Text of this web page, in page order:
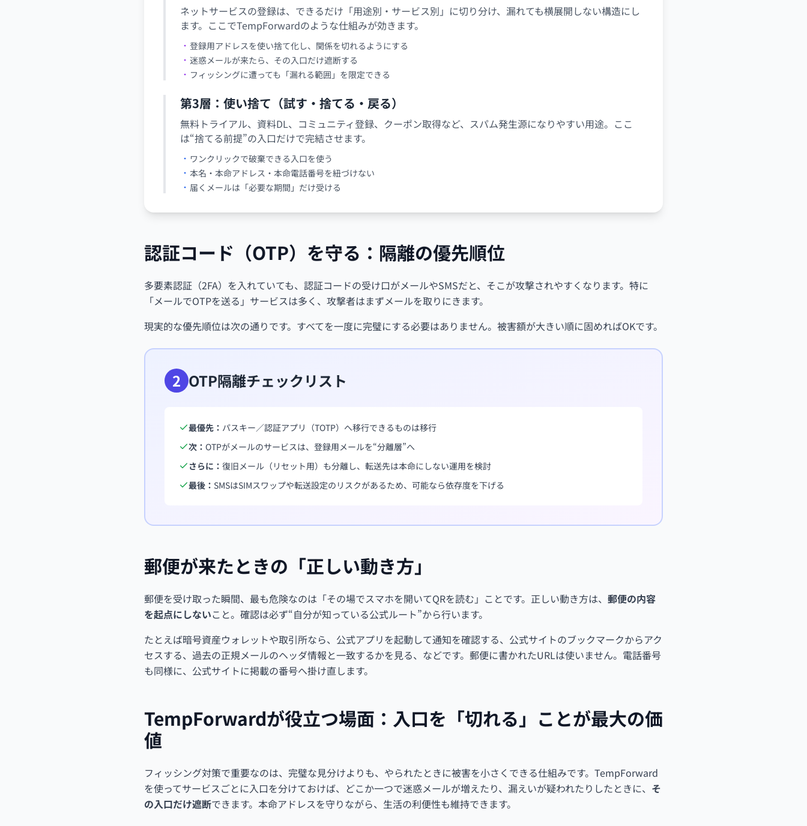
ネットサービスの登録は、できるだけ「用途別・サービス別」に切り分け、漏れても横展開しない構造にし
ます。ここでTempForwardのような仕組みが効きます。
登録用アドレスを使い捨て化し、関係を切れるようにする
迷惑メールが来たら、その入口だけ遮断する
フィッシングに遭っても「漏れる範囲」を限定できる
第3層：使い捨て（試す・捨てる・戻る）
無料トライアル、資料DL、コミュニティ登録、クーポン取得など、スパム発生源になりやすい用途。ここ
は“捨てる前提”の入口だけで完結させます。
ワンクリックで破棄できる入口を使う
本名・本命アドレス・本命電話番号を紐づけない
届くメールは「必要な期間」だけ受ける
認証コード（OTP）を守る：隔離の優先順位
多要素認証（2FA）を入れていても、認証コードの受け口がメールやSMSだと、そこが攻撃されやすくなります。特に
「メールでOTPを送る」サービスは多く、攻撃者はまずメールを取りにきます。
現実的な優先順位は次の通りです。すべてを一度に完璧にする必要はありません。被害額が大きい順に固めればOKです。
2 OTP隔離チェックリスト
最優先： パスキー／認証アプリ（TOTP）へ移行できるものは移行
次： OTPがメールのサービスは、登録用メールを“分離層”へ
さらに： 復旧メール（リセット用）も分離し、転送先は本命にしない運用を検討
最後： SMSはSIMスワップや転送設定のリスクがあるため、可能なら依存度を下げる
郵便が来たときの「正しい動き方」
郵便を受け取った瞬間、最も危険なのは「その場でスマホを開いてQRを読む」ことです。正しい動き方は、 郵便の内容
を起点にしないこと。確認は必ず“自分が知っている公式ルート”から行います。
たとえば暗号資産ウォレットや取引所なら、公式アプリを起動して通知を確認する、公式サイトのブックマークからアク
セスする、過去の正規メールのヘッダ情報と一致するかを見る、などです。郵便に書かれたURLは使いません。電話番号
も同様に、公式サイトに掲載の番号へ掛け直します。
TempForwardが役立つ場面：入口を「切れる」ことが最大の価
値
フィッシング対策で重要なのは、完璧な見分けよりも、やられたときに被害を小さくできる仕組みです。TempForward
を使ってサービスごとに入口を分けておけば、どこか一つで迷惑メールが増えたり、漏えいが疑われたりしたときに、 そ
の入口だけ遮断できます。本命アドレスを守りながら、生活の利便性も維持できます。